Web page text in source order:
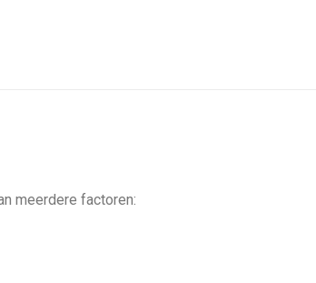
meerdere factoren: